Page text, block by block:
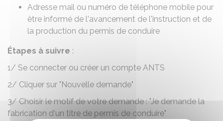
Adresse mail ou numéro de téléphone mobile pour
être informé de l'avancement de l'instruction et de
la production du permis de conduire
Étapes à suivre :
1/ Se connecter ou créer un compte ANTS
2/ Cliquer sur "Nouvelle demande"
3/ Choisir le motif de votre demande : "Je demande la
fabrication d'un titre de permis de conduire"